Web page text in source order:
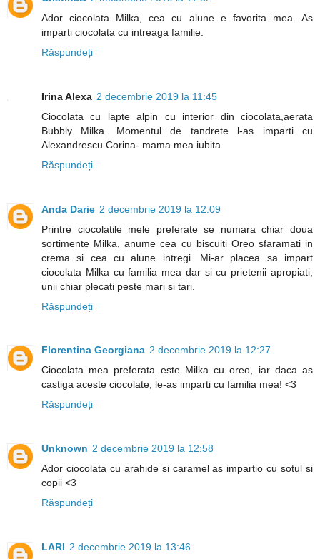
Ador ciocolata Milka, cea cu alune e favorita mea. As
imparti ciocolata cu intreaga familie.
Răspundeți
Irina Alexa 2 decembrie 2019 la 11:45
Ciocolata cu lapte alpin cu interior din ciocolata,aerata
Bubbly Milka. Momentul de tandrete l-as imparti cu
Alexandrescu Corina- mama mea iubita.
Răspundeți
Anda Darie 2 decembrie 2019 la 12:09
Printre ciocolatile mele preferate se numara chiar doua
sortimente Milka, anume cea cu biscuiti Oreo sfaramati in
crema si cea cu alune intregi. Mi-ar placea sa impart
ciocolata Milka cu familia mea dar si cu prietenii apropiati,
unii chiar plecati peste mari si tari.
Răspundeți
Florentina Georgiana 2 decembrie 2019 la 12:27
Ciocolata mea preferata este Milka cu oreo, iar daca as
castiga aceste ciocolate, le-as imparti cu familia mea! <3
Răspundeți
Unknown 2 decembrie 2019 la 12:58
Ador ciocolata cu arahide si caramel as impartio cu sotul si
copii <3
Răspundeți
LARI 2 decembrie 2019 la 13:46